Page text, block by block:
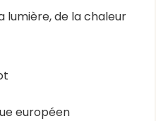
lumière, de la chaleur
européen